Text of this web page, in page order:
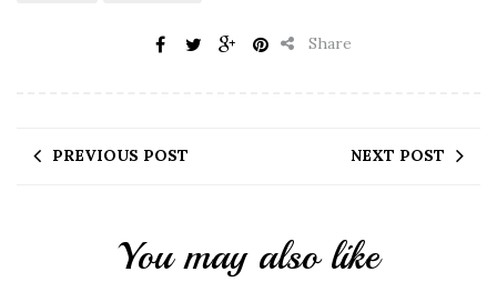
Share
PREVIOUS POST NEXT POST
You may also like